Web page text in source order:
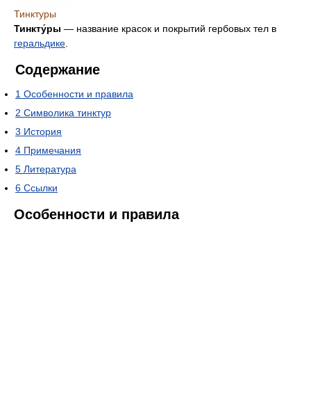
Тинктуры
Тинкту́ры — название красок и покрытий гербовых тел в
геральдике
Содержание
1 Особенности и правила
2 Символика тинктур
3 История
4 Примечания
5 Литература
6 Ссылки
Особенности и правила